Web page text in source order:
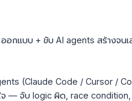
กแบบ + ขับ AI agents สร้างจน
(Claude Code / Cursor /
จ — จับ logic ผิด, race